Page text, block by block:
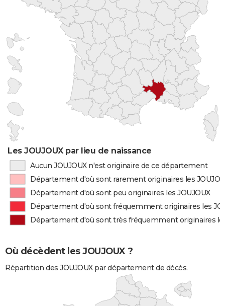
Les JOUJOUX par lieu de naissance
Aucun JOUJOUX n'est originaire de ce département
Département d'où sont rarement originaires les
Département d'où sont peu originaires les JOUJOUX
Département d'où sont fréquemment originaires les
Département d'où sont très fréquemment originaires
Où décèdent les JOUJOUX ?
Répartition des JOUJOUX par département de décès.